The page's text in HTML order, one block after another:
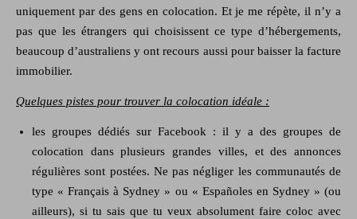
uniquement par des gens en colocation. Et je me répète, il n’y a
pas que les étrangers qui choisissent ce type d’hébergements,
beaucoup d’australiens y ont recours aussi pour baisser la facture
immobilier.
Quelques pistes pour trouver la colocation idéale :
les groupes dédiés sur Facebook : il y a des groupes de
colocation dans plusieurs grandes villes, et des annonces
régulières sont postées. Ne pas négliger les communautés de
type « Français à Sydney » ou « Españoles en Sydney » (ou
ailleurs), si tu sais que tu veux absolument faire coloc avec